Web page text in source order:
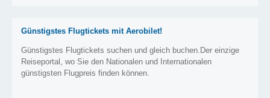
Günstigstes Flugtickets mit Aerobilet!
Günstigstes Flugtickets suchen und gleich buchen.Der einzige
Reiseportal, wo Sie den Nationalen und Internationalen
günstigsten Flugpreis finden können.